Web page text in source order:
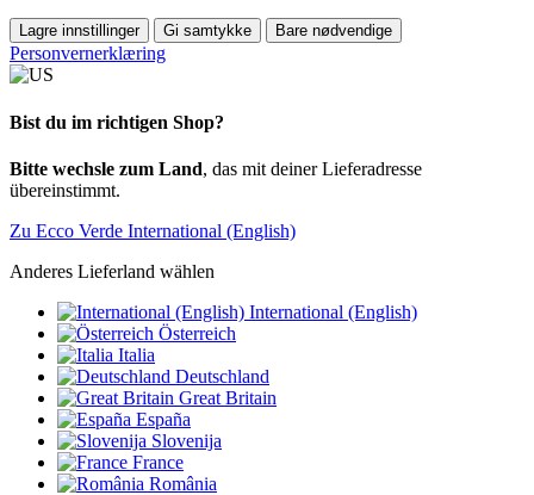
Lagre innstillinger Gi samtykke Bare nødvendige
Personvernerklæring
Bist du im richtigen Shop?
Bitte wechsle zum Land, das mit deiner Lieferadresse
übereinstimmt.
Zu Ecco Verde International (English)
Anderes Lieferland wählen
International (English)
Österreich
Italia
Deutschland
Great Britain
España
Slovenija
France
România